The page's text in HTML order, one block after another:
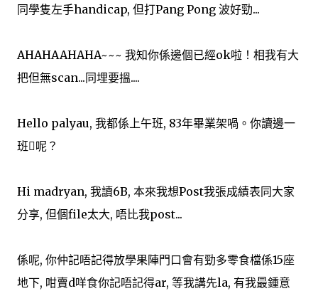
同學隻左手handicap, 但打Pang Pong 波好勁...
AHAHAAHAHA~~~ 我知你係邊個已經ok啦！相我有大
把但無scan...同埋要搵....
Hello palyau, 我都係上午班, 83年畢業架喎。你讀邊一
班呢？
Hi madryan, 我讀6B, 本來我想Post我張成績表同大家
分享, 但個file太大, 唔比我post...
係呢, 你仲記唔記得放學果陣門口會有勁多零食檔係15座
地下, 咁賣d咩食你記唔記得ar, 等我講先la, 有我最鍾意